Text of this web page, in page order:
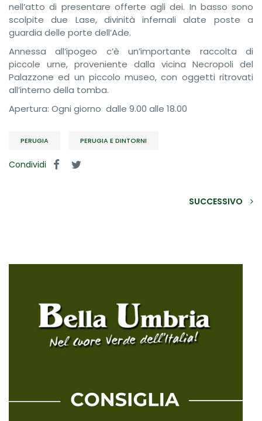
nell’atto di presentare offerte agli dei. In basso sono
scolpite due Lase, divinità infernali alate poste a
guardia delle porte dell’Ade.
Annessa all’ipogeo c’è un’importante raccolta di
piccole urne, proveniente dalla vicina Necropoli del
Palazzone ed un piccolo museo, con oggetti ritrovati
all’interno della tomba.
Apertura: Ogni giorno dalle 9.00 alle 18.00
PERUGIA PERUGIA E DINTORNI
Condividi
SUCCESSIVO